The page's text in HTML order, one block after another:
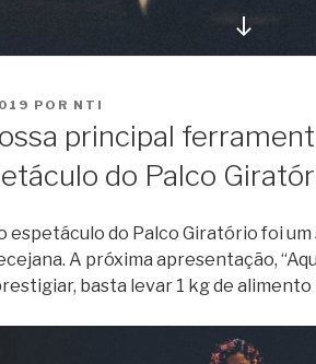
Ir
para
POR NTI
principal
do Palco
espetáculo do Palco Giratório foi um
A próxima apresentação,
basta levar 1 kg de